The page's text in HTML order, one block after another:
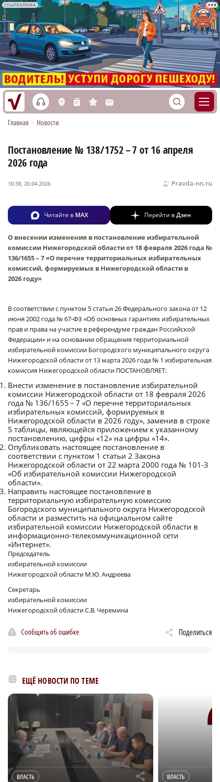
СОЦРЕКЛАМА
h L n s M S
Главная • Новости
Постановление № 138/1752 – 7 от 16 апреля
2026 года
Pravda-nn.ru
10:38, 20.04.2026
Читайте в MAX Перейти вДзен
О внесении изменения в постановление избирательной
комиссии Нижегородской области от 18 февраля 2026 года №
136/1655 – 7 «О перечне территориальных избирательных
комиссий, формируемых в Нижегородской области в
2026 году»
В соответствии с пунктом 5 статьи 26 Федерального закона от 12
июня 2002 года № 67-ФЗ «Об основных гарантиях избирательных
прав и права на участие в референдуме граждан Российской
Федерации» и на основании обращения территориальной
избирательной комиссии Богородского муниципального округа
Нижегородской области от 13 марта 2026 года № 1 избирательная
комиссия Нижегородской области ПОСТАНОВЛЯЕТ:
Внести изменение в постановление избирательной
комиссии Нижегородской области от 18 февраля 2026
года № 136/1655 – 7 «О перечне территориальных
избирательных комиссий, формируемых в
Нижегородской области в 2026 году», заменив в строке
5 таблицы, являющейся приложением к указанному
постановлению, цифры «12» на цифры «14».
Опубликовать настоящее постановление в
соответствии с пунктом 1 статьи 2 Закона
Нижегородской области от 22 марта 2000 года № 101‑З
«Об избирательной комиссии Нижегородской
области».
Направить настоящее постановление в
территориальную избирательную комиссию
Богородского муниципального округа Нижегородской
области и разместить на официальном сайте
избирательной комиссии Нижегородской области в
информационно-телекоммуникационной сети
«Интернет».
Председатель
избирательной комиссии
Нижегородской области М.Ю. Андреева
Секретарь
избирательной комиссии
Нижегородской области С.В. Черемина
Сообщить об ошибке Поделиться
ЕЩЁ НОВОСТИ ПО ТЕМЕ
ВЛАСТЬ r ВЛАСТЬ